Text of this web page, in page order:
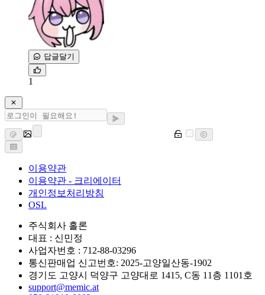
답글달기
1
이용약관
이용약관 - 크리에이터
개인정보처리방침
OSL
주식회사 홀론
대표 : 신민정
사업자번호 : 712-88-03296
통신판매업 신고번호: 2025-고양일산동-1902
경기도 고양시 덕양구 고양대로 1415, C동 11층 1101호
support@memic.at